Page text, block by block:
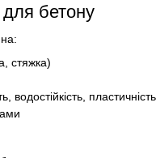
бетону
стяжка)
водостійкість,